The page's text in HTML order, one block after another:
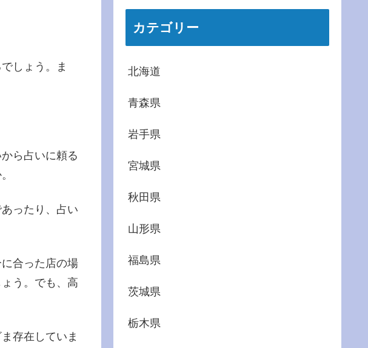
しょう。ま
ら占いに頼る
ったり、占い
合った店の場
う。でも、高
存在していま
カテゴリー
北海道
青森県
岩手県
宮城県
秋田県
山形県
福島県
茨城県
栃木県